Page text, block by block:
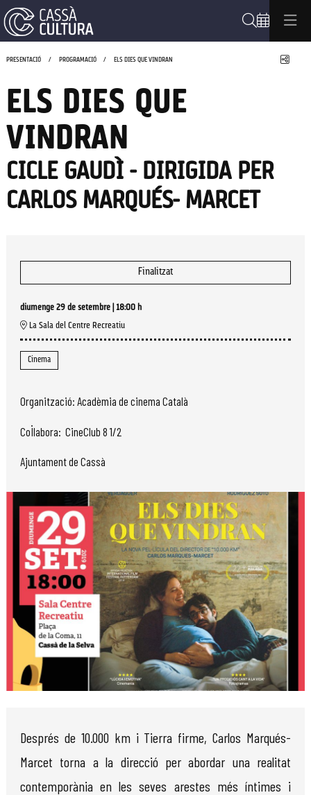
PRESENTACIÓ PROGRAMACIÓ ELS DIES QUE VINDRAN
ELS DIES QUE
VINDRAN
CICLE GAUDÌ - DIRIGIDA PER
CARLOS MARQUÉS- MARCET
Finalitzat
diumenge 29 de setembre
18:00 h
La Sala del Centre Recreatiu
Cinema
Organització: Acadèmia de cinema Català
Col·labora: CineClub 8 1/2
Ajuntament de Cassà
Després de 10.000 km i Tierra firme, Carlos Marqués-
Marcet torna a la direcció per abordar una realitat
contemporània en les seves arestes més íntimes i